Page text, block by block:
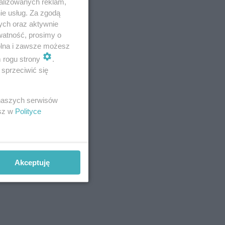
w
130
usług. Za zgodą
oraz aktywnie
prosimy o
i zawsze możesz
rogu strony
.
się
serwisów
w Polityce
Akceptuję